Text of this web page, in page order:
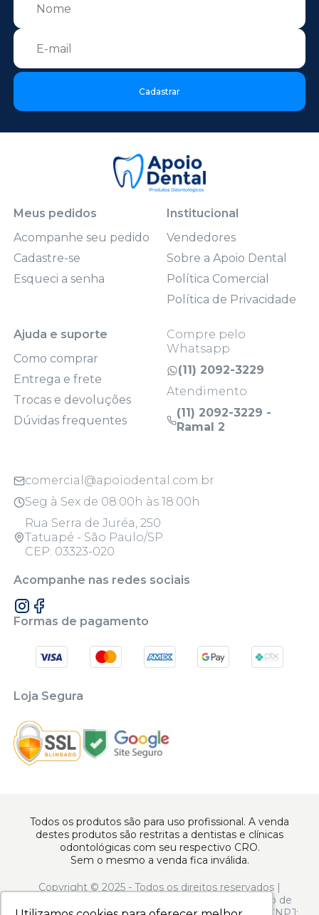
Cadastrar
Meus pedidos
Acompanhe seu pedido
Cadastre-se
Esqueci a senha
Institucional
Vendedores
Sobre a Apoio Dental
Política Comercial
Política de Privacidade
Ajuda e suporte
Como comprar
Entrega e frete
Trocas e devoluções
Dúvidas frequentes
Compre pelo
Whatsapp
(11) 2092-3229
Atendimento
(11) 2092-3229 -
Ramal 2
comercial@apoiodental.com.br
Seg à Sex de 08:00h às 18:00h
Rua Serra de Juréa, 250
Tatuapé - São Paulo/SP
CEP: 03323-020
Acompanhe nas redes sociais
Formas de pagamento
Loja Segura
Todos os produtos são para uso profissional. A venda
destes produtos são restritas a dentistas e clínicas
odontológicas com seu respectivo CRO.
Sem o mesmo a venda fica inválida.
Copyright © 2025 - Todos os direitos reservados |
www.apoiodental.com.br | Apoio Dental Comércio de